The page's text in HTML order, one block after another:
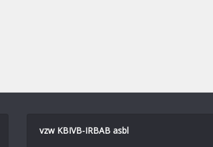
vzw KBIVB-IRBAB asbl